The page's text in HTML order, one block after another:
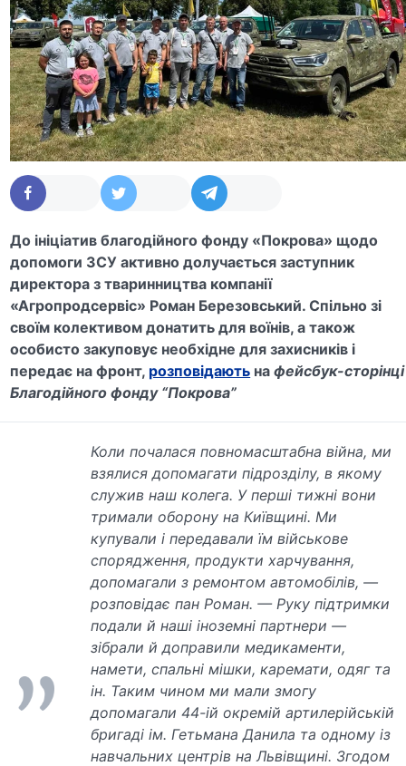
До ініціатив благодійного фонду «Покрова» щодо
допомоги ЗСУ активно долучається заступник
директора з тваринництва компанії
«Агропродсервіс» Роман Березовський. Спільно зі
своїм колективом донатить для воїнів, а також
особисто закуповує необхідне для захисників і
передає на фронт, розповідають нафейсбук-сторінці
Благодійного фонду “Покрова”
Коли почалася повномасштабна війна, ми
взялися допомагати підрозділу, в якому
служив наш колега. У перші тижні вони
тримали оборону на Київщині. Ми
купували і передавали їм військове
спорядження, продукти харчування,
допомагали з ремонтом автомобілів, —
розповідає пан Роман. — Руку підтримки
подали й наші іноземні партнери —
зібрали й доправили медикаменти,
намети, спальні мішки, каремати, одяг та
ін. Таким чином ми мали змогу
допомагали 44-ій окремій артилерійській
бригаді ім. Гетьмана Данила та одному із
навчальних центрів на Львівщині. Згодом